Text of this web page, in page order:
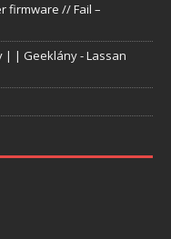
firmware // Fail –
| | Geeklány-Lassan